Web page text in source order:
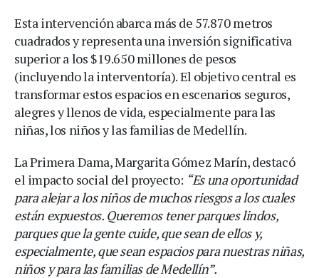
Esta intervención abarca más de 57.870 metros
cuadrados y representa una inversión significativa
superior a los $19.650 millones de pesos
(incluyendo la interventoría). El objetivo central es
transformar estos espacios en escenarios seguros,
alegres y llenos de vida, especialmente para las
niñas, los niños y las familias de Medellín.
La Primera Dama, Margarita Gómez Marín, destacó
el impacto social del proyecto: “Es una oportunidad
para alejar a los niños de muchos riesgos a los cuales
están expuestos. Queremos tener parques lindos,
parques que la gente cuide, que sean de ellos y,
especialmente, que sean espacios para nuestras niñas,
niños y para las familias de Medellín”.